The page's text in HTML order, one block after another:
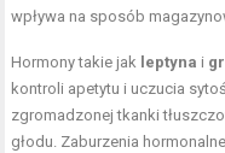
wpływa na sposób
Hormony takie jak leptyna i
kontroli apetytu i uczucia
zgromadzonej tkanki
głodu. Zaburzenia